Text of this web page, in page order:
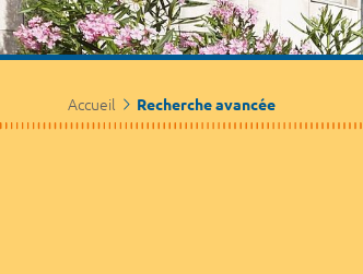
Accueil Recherche avancée